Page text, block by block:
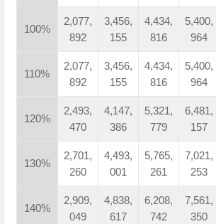
100%
2,077,
892
3,456,
155
4,434,
816
5,400,
964
110%
2,077,
892
3,456,
155
4,434,
816
5,400,
964
120%
2,493,
470
4,147,
386
5,321,
779
6,481,
157
130%
2,701,
260
4,493,
001
5,765,
261
7,021,
253
140%
2,909,
049
4,838,
617
6,208,
742
7,561,
350